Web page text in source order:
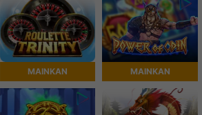
MAINKAN MAINKAN